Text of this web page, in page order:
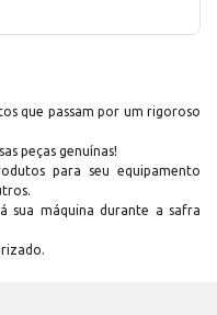
que passam por um rigoroso
peças genuínas!
para seu equipamento
sua máquina durante a safra